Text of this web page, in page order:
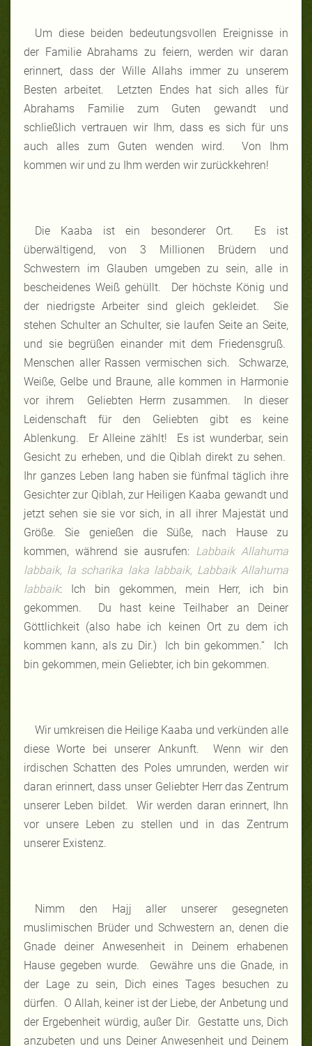
Um diese beiden bedeutungsvollen Ereignisse in
der Familie Abrahams zu feiern, werden wir daran
erinnert, dass der Wille Allahs immer zu unserem
Besten arbeitet. Letzten Endes hat sich alles für
Abrahams Familie zum Guten gewandt und
schließlich vertrauen wir Ihm, dass es sich für uns
auch alles zum Guten wenden wird. Von Ihm
kommen wir und zu Ihm werden wir zurückkehren!
Die Kaaba ist ein besonderer Ort. Es ist
überwältigend, von 3 Millionen Brüdern und
Schwestern im Glauben umgeben zu sein, alle in
bescheidenes Weiß gehüllt. Der höchste König und
der niedrigste Arbeiter sind gleich gekleidet. Sie
stehen Schulter an Schulter, sie laufen Seite an Seite,
und sie begrüßen einander mit dem Friedensgruß.
Menschen aller Rassen vermischen sich. Schwarze,
Weiße, Gelbe und Braune, alle kommen in Harmonie
vor ihrem Geliebten Herrn zusammen. In dieser
Leidenschaft für den Geliebten gibt es keine
Ablenkung. Er Alleine zählt! Es ist wunderbar, sein
Gesicht zu erheben, und die Qiblah direkt zu sehen.
Ihr ganzes Leben lang haben sie fünfmal täglich ihre
Gesichter zur Qiblah, zur Heiligen Kaaba gewandt und
jetzt sehen sie sie vor sich, in all ihrer Majestät und
Größe. Sie genießen die Süße, nach Hause zu
kommen, während sie ausrufen: Labbaik Allahuma
labbaik, la scharika laka labbaik, Labbaik Allahuma
labbaik: Ich bin gekommen, mein Herr, ich bin
gekommen. Du hast keine Teilhaber an Deiner
Göttlichkeit (also habe ich keinen Ort zu dem ich
kommen kann, als zu Dir.) Ich bin gekommen.“ Ich
bin gekommen, mein Geliebter, ich bin gekommen.
Wir umkreisen die Heilige Kaaba und verkünden alle
diese Worte bei unserer Ankunft. Wenn wir den
irdischen Schatten des Poles umrunden, werden wir
daran erinnert, dass unser Geliebter Herr das Zentrum
unserer Leben bildet. Wir werden daran erinnert, Ihn
vor unsere Leben zu stellen und in das Zentrum
unserer Existenz.
Nimm den Hajj aller unserer gesegneten
muslimischen Brüder und Schwestern an, denen die
Gnade deiner Anwesenheit in Deinem erhabenen
Hause gegeben wurde. Gewähre uns die Gnade, in
der Lage zu sein, Dich eines Tages besuchen zu
dürfen. O Allah, keiner ist der Liebe, der Anbetung und
der Ergebenheit würdig, außer Dir. Gestatte uns, Dich
anzubeten und uns Deiner Anwesenheit und Deinem